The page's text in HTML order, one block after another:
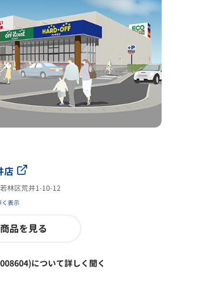
店
林区荒井1-10-12
く表示
品を見る
について詳しく聞く